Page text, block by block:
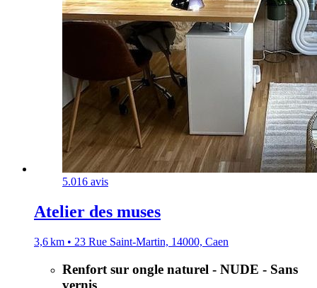
5.016 avis
Atelier des muses
3,6 km • 23 Rue Saint-Martin, 14000, Caen
Renfort sur ongle naturel - NUDE - Sans
vernis